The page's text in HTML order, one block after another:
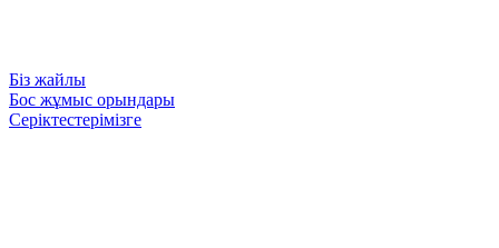
Біз жайлы
Бос жұмыс орындары
Серіктестерімізге